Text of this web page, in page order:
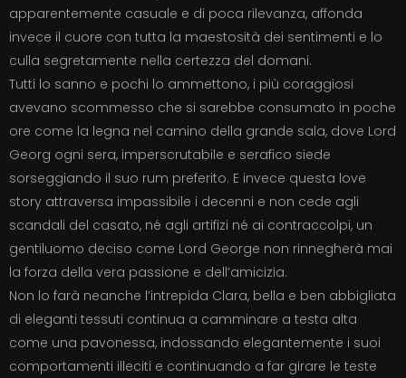
apparentemente casuale e di poca rilevanza, affonda
invece il cuore con tutta la maestosità dei sentimenti e lo
culla segretamente nella certezza del domani.
Tutti lo sanno e pochi lo ammettono, i più coraggiosi
avevano scommesso che si sarebbe consumato in poche
ore come la legna nel camino della grande sala, dove Lord
Georg ogni sera, imperscrutabile e serafico siede
sorseggiando il suo rum preferito. E invece questa love
story attraversa impassibile i decenni e non cede agli
scandali del casato, né agli artifizi né ai contraccolpi, un
gentiluomo deciso come Lord George non rinnegherà mai
la forza della vera passione e dell’amicizia.
Non lo farà neanche l’intrepida Clara, bella e ben abbigliata
di eleganti tessuti continua a camminare a testa alta
come una pavonessa, indossando elegantemente i suoi
comportamenti illeciti e continuando a far girare le teste